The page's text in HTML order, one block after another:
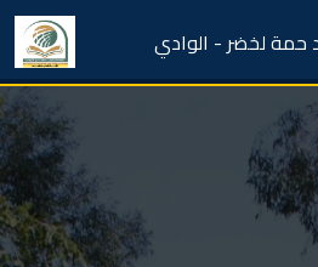
حمة لخضر - الوادي